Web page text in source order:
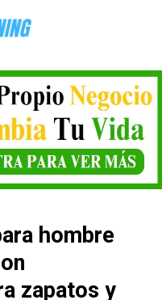
hombre
zapatos y